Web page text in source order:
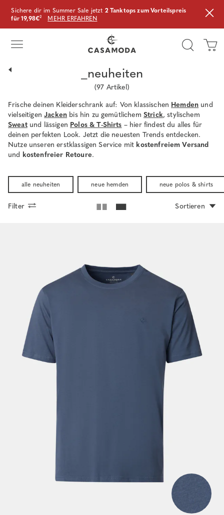
Sichere dir im Summer Sale jetzt 2 Tanktops zum Vorteilspreis
für 19,98€² MEHR ERFAHREN
_neuheiten
(97 Artikel)
Frische deinen Kleiderschrank auf: Von klassischen Hemden und
vielseitigenJacken bis hin zu gemütlichem Strick, stylischem
Sweatund lässigen Polos & T-Shirts – hier findest du alles für
deinen perfekten Look. Jetzt die neuesten Trends entdecken.
Nutze unseren erstklassigen Service mit kostenfreiem Versand
und kostenfreier Retoure.
alle neuheiten neue hemden neue polos & shirts
Filter Sortieren